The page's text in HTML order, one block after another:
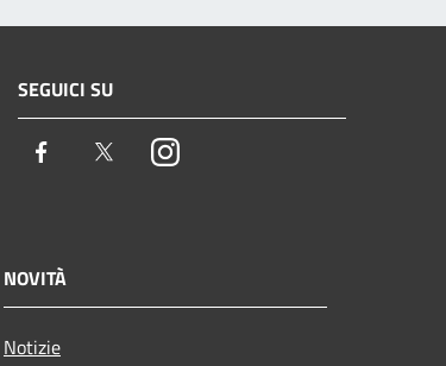
SEGUICI SU
Facebook TwitterInstagram
NOVITÀ
Notizie